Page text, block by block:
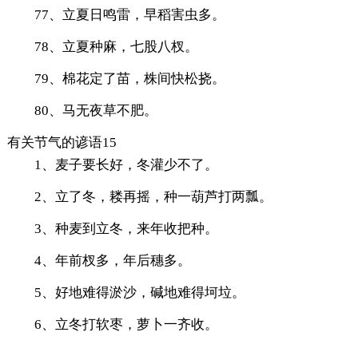
77、立夏日鸣雷，早稻害虫多。
78、立夏种麻，七股八杈。
79、棉花定了苗，株间快松挠。
80、马无夜草不肥。
有关节气的谚语15
1、麦子要长好，冬灌少不了。
2、立了冬，耧再摇，种一葫芦打两瓢。
3、种麦到立冬，来年收把种。
4、年前杈多，年后穗多。
5、好地难得淤沙，碱地难得坷垃。
6、立冬打软枣，萝卜一齐收。